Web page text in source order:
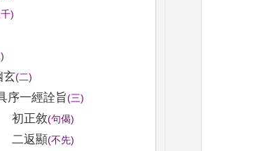
)
)
玄(二)
序一經詮旨(三)
初正敘(句偈)
二返顯(不先)